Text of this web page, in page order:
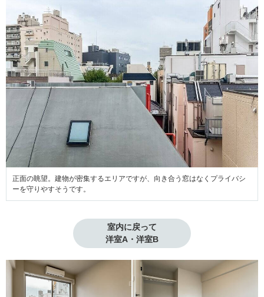
正面の眺望。建物が密集するエリアですが、向き合う窓はなくプライバシ
ーを守りやすそうです。
室内に戻って
洋室A・洋室B